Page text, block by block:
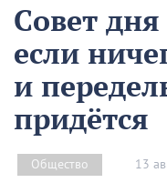
Совет дня
если
и
придётся
Общество 13